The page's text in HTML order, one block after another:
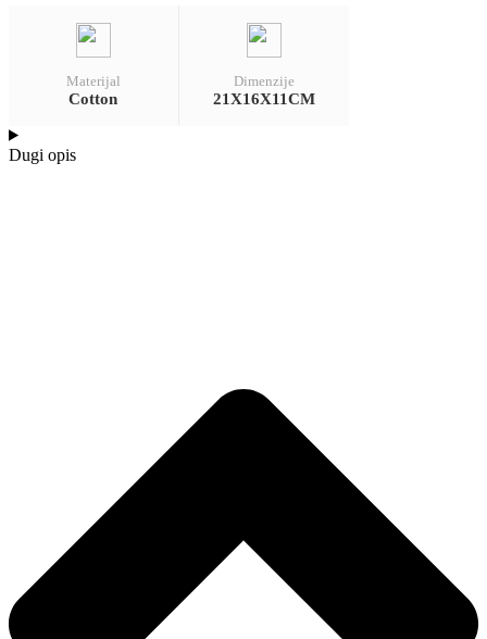
Materijal
Cotton
Dimenzije
21X16X11CM
Dugi opis